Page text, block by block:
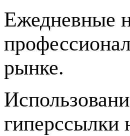
Ежедневные
рынке.
гиперссылки